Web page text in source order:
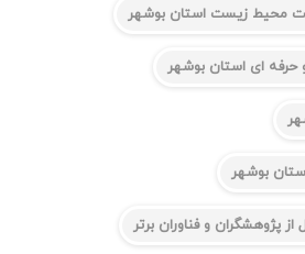
محیط زیست استان بوشهر
حرفه ای استان بوشهر
بوشهر
از پژوهشگران و فناوران برتر